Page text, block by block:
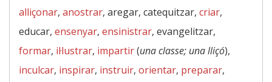
alliçonar, anostrar, aregar, catequitzar, criar,
educar, ensenyar, ensinistrar, evangelitzar,
formar, il·lustrar, impartir(una classe; una lliçó),
inculcar, inspirar, instruir, orientar, preparar,